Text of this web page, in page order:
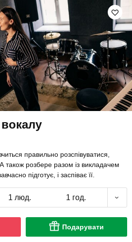
правильно розспівуватися,
також розбере разом із викладачем
підготує, і заспіває її.
1 люд. 1 год.
Подарувати